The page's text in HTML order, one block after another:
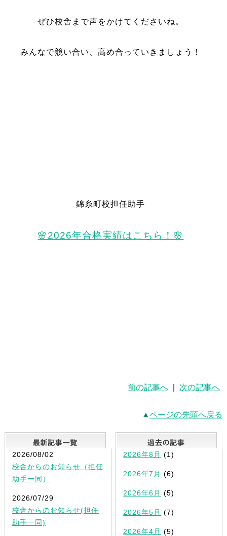
ぜひ校舎まで声をかけてくださいね。
みんなで競い合い、高め合っていきましょう！
錦糸町校担任助手
🌸2026年合格実績はこちら！🌸
前の記事へ 次の記事へ
ページの先頭へ戻る
最新記事一覧
2026/08/02
校舎からのお知らせ（担任
助手一同）
2026/07/29
校舎からのお知らせ(担任
助手一同)
2026年8月 (1)
2026年7月 (6)
2026年6月 (5)
2026年5月 (7)
2026年4月 (5)